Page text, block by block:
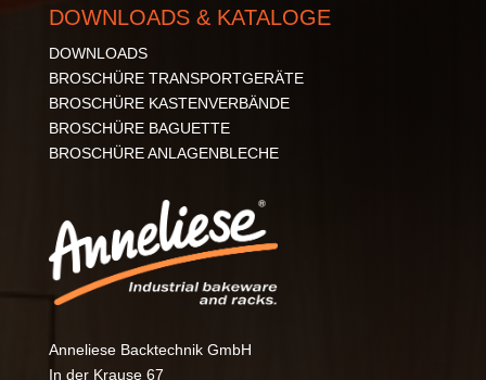
DOWNLOADS & KATALOGE
DOWNLOADS
BROSCHÜRE TRANSPORTGERÄTE
BROSCHÜRE KASTENVERBÄNDE
BROSCHÜRE BAGUETTE
BROSCHÜRE ANLAGENBLECHE
Anneliese Backtechnik GmbH
In der Krause 67